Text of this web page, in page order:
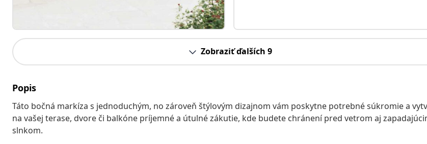
Zobraziť ďalších 9
Popis
Táto bočná markíza s jednoduchým, no zároveň štýlovým dizajnom vám poskytne potrebné súkromie a
na vašej terase, dvore či balkóne príjemné a útulné zákutie, kde budete chránení pred vetrom aj
slnkom.